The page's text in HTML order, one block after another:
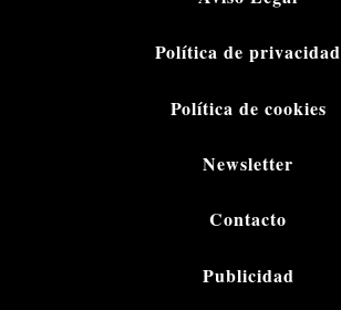
Política de privacidad
Política de cookies
Newsletter
Contacto
Publicidad